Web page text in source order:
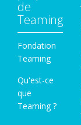
de
Teaming
Fondation
Teaming
Qu'est-ce
que
Teaming ?